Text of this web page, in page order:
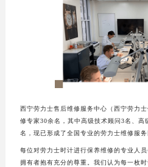
西宁劳力士售后维修服务中心（西宁劳力
修专家30余名，其中高级技术顾问3名、高
名，现已形成了全国专业的劳力士维修服务
每位对劳力士时计进行保养维修的专业人
拥有者抱有充分的尊重。我们认为每一枚